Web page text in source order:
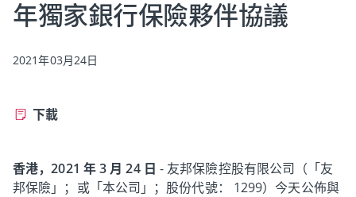
年獨家銀行保險夥伴協議
2021年03月24日
下載
香港，2021 年 3 月 24 日 - 友邦保險控股有限公司（「友
邦保險」；或「本公司」；股份代號： 1299）今天公佈與